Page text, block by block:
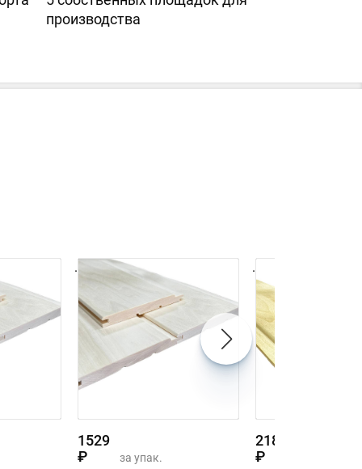
производства
.
1529
₽
за упак.
.
2184
₽